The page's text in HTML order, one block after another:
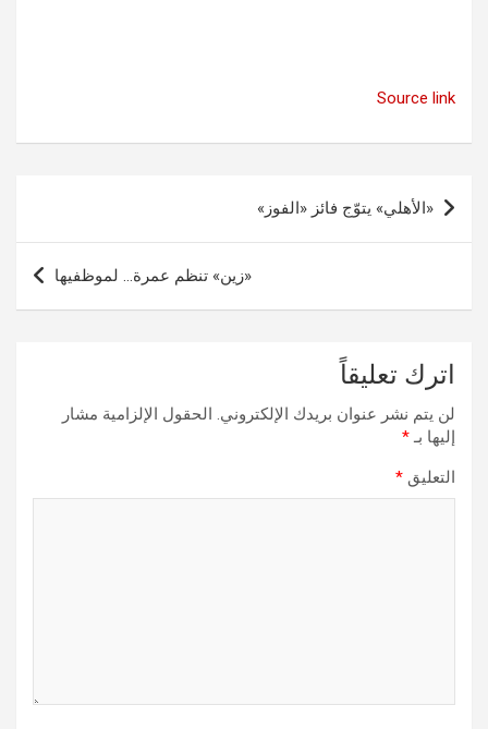
Source link
تصفّح
المقالات
«الأهلي» يتوّج فائز «الفوز»
«زين» تنظم عمرة… لموظفيها
اترك تعليقاً
لن يتم نشر عنوان بريدك الإلكتروني. الحقول الإلزامية مشار
إليها بـ*
التعليق *